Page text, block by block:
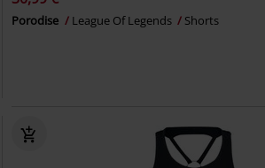
Porodise League Of Legends Shorts